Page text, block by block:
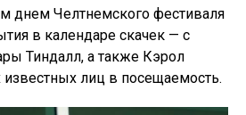
днем ​​Челтнемского фестиваля
в календаре скачек — с
Тиндалл, а также Кэрол
лиц в посещаемость.